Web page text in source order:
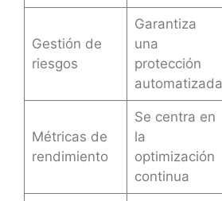
Gestión de
riesgos
Garantiza
una
protección
automatizada
Métricas de
rendimiento
Se centra en
la
optimización
continua